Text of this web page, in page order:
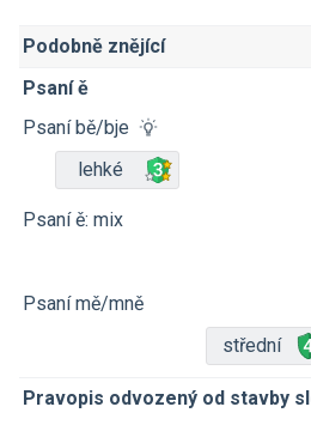
Podobně znějící
Psaní ě
Psaní bě/bje
lehké
Psaní ě: mix
Psaní mě/mně
střední
Pravopis odvozený od stavby